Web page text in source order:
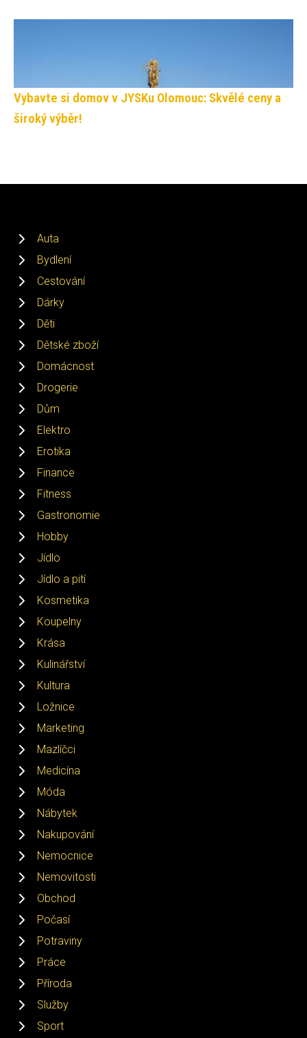
Vybavte si domov v JYSKu Olomouc: Skvělé ceny a
široký výběr!
Auta
Bydlení
Cestování
Dárky
Děti
Dětské zboží
Domácnost
Drogerie
Dům
Elektro
Erotika
Finance
Fitness
Gastronomie
Hobby
Jídlo
Jídlo a pití
Kosmetika
Koupelny
Krása
Kulinářství
Kultura
Ložnice
Marketing
Mazlíčci
Medicína
Móda
Nábytek
Nakupování
Nemocnice
Nemovitosti
Obchod
Počasí
Potraviny
Práce
Příroda
Služby
Sport